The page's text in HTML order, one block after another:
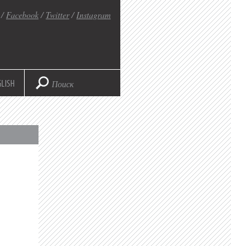
/Facebook/ Twitter/Instagram